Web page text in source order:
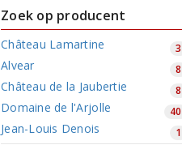
Zoek op producent
Château Lamartine 3
Alvear 8
Château de la Jaubertie 8
Domaine de l'Arjolle 40
Jean-Louis Denois 1